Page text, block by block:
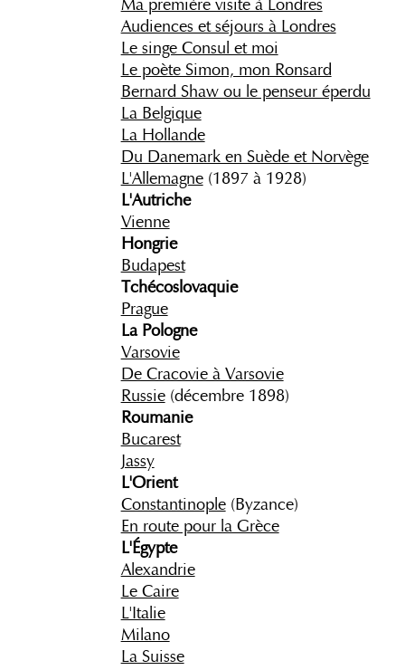
Audiences et séjours à Londres
Le singe Consul et moi
Le poète Simon, mon Ronsard
Bernard Shaw ou le penseur éperdu
La Belgique
La Hollande
Du Danemark en Suède et Norvège
L'Allemagne(1897 à 1928)
L'Autriche
Vienne
Hongrie
Budapest
Tchécoslovaquie
Prague
La Pologne
Varsovie
De Cracovie à Varsovie
Russie(décembre 1898)
Roumanie
Bucarest
Jassy
L'Orient
Constantinople(Byzance)
En route pour la Grèce
L'Égypte
Alexandrie
Le Caire
L'Italie
Milano
La Suisse